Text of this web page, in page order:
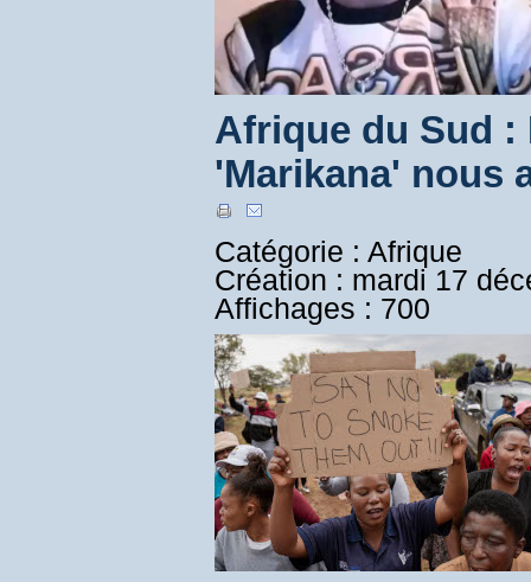
Afrique du Sud
'Marikana' nous
Catégorie : Afrique
Création : mardi 17
Affichages : 700